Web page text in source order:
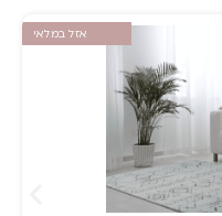
אזל במלאי